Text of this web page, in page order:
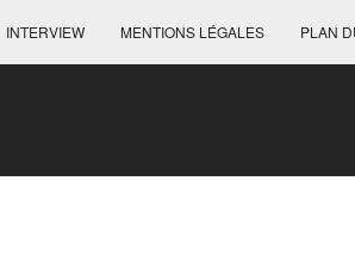
INTERVIEW MENTIONS LÉGALES PLAN